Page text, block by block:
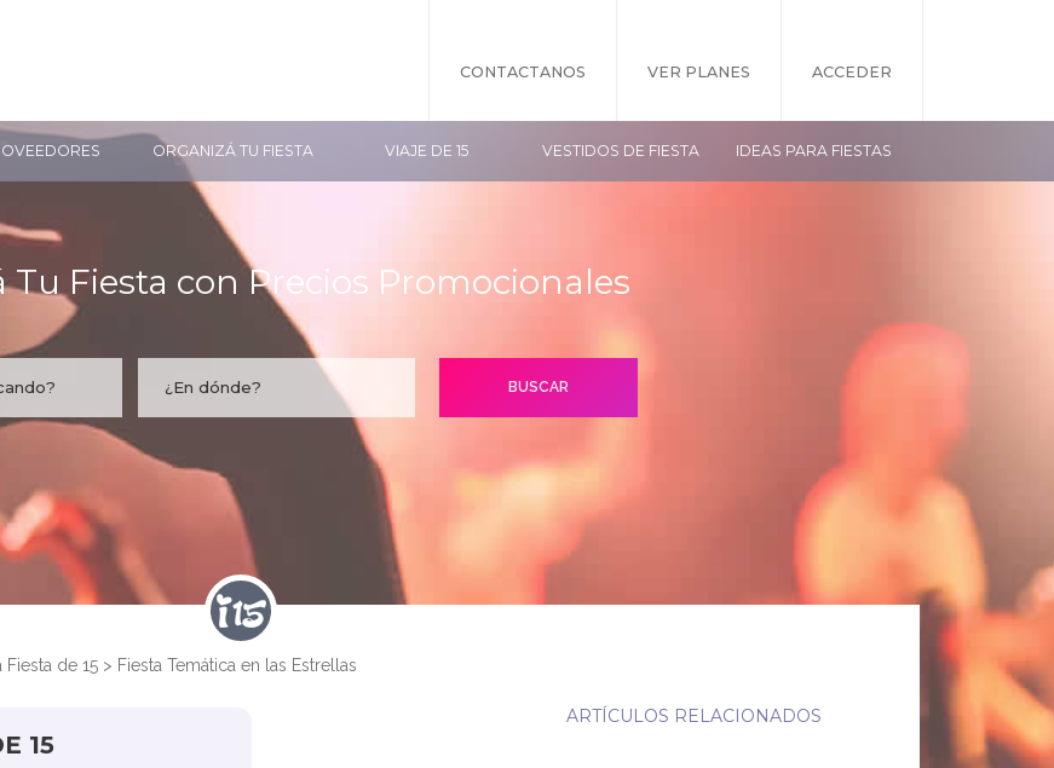
CONTACTANOS VER PLANES ACCEDER
ORGANIZÁ TU FIESTA VIAJE DE 15 VESTIDOS DE FIESTA IDEAS PARA FIESTAS
Tu Fiesta con Precios Promocionales
Fiesta de 15 > Fiesta Temática en las Estrellas
15
ARTÍCULOS RELACIONADOS